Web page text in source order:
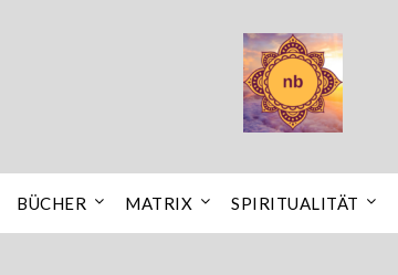
BÜCHER MATRIX SPIRITUALITÄT